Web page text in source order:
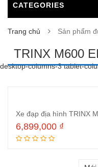
CATEGORIES
Trang chủ Sản phẩm
TRINX M600
desktop-columns-3 tablet-
Xe đạp địa hình TRINX
6,899,000 ₫